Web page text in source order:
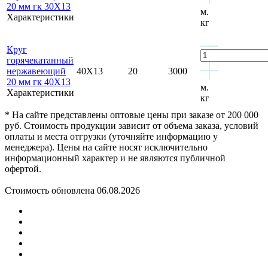
20 мм гк 30Х13
Характеристики
м.
кг
Круг
горячекатанный
нержавеющий
20 мм гк 40Х13
Характеристики
40Х13 20
3000
м.
кг
* На сайте представлены оптовые цены при заказе от 200 000
руб. Стоимость продукции зависит от объема заказа, условий
оплаты и места отгрузки (уточняйте информацию у
менеджера). Цены на сайте носят исключительно
информационный характер и не являются публичной
офертой.
Стоимость обновлена 06.08.2026